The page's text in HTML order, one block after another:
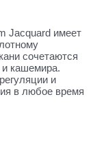
Jacquard имеет
сочетаются
и кашемира.
и
в любое время